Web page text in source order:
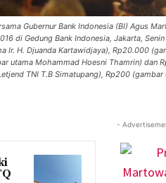
Gubernur Bank Indonesia (BI) Agus
di Gedung Bank Indonesia, Jakarta,
Ir. H. Djuanda Kartawidjaya), Rp20.000
utama Mohammad Hoesni Thamrin) dan
TNI T.B Simatupang), Rp200
-